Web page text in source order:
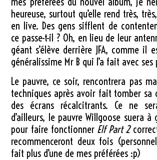
heureuse, surtout qu’elle rend très,
en live. Des gens sifflent de
ce passe-t-il ? Oh, en lieu de leur
géant s’élève derrière JFA, comme il
généralissime Mr B qui l’a fait avec
Le pauvre, ce soir, rencontrera pas
techniques après avoir fait tomber sa
des écrans récalcitrants. Ce ne
d’ailleurs, le pauvre Willgoose suera à
pour faire fonctionner Elf Part 2
recommenceront deux fois
fait plus d’une de mes préférées :p)